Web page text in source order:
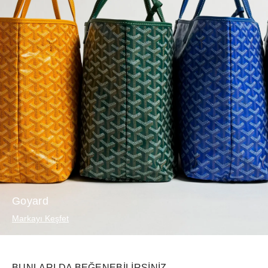
Goyard
Markayı Keşfet